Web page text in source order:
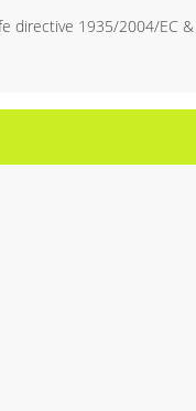
directive 1935/2004/EC